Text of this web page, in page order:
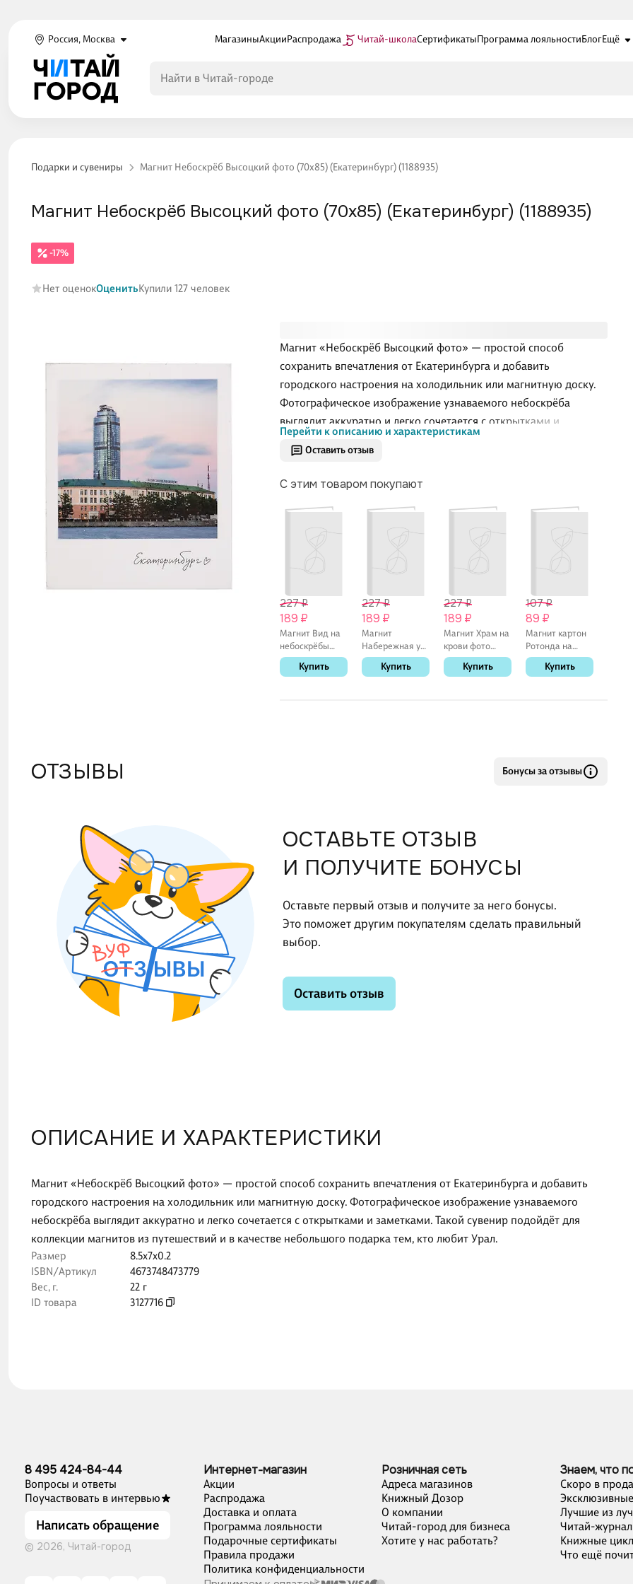
Россия, Москва МагазиныАкцииРаспродажа Читай-школаСертификатыПрограмма лояльностиБлогЕщё
Подарки и сувениры Магнит Небоскрёб Высоцкий фото (70х85) (Екатеринбург) (1188935)
Оставить отзыв
Магнит «Небоскрёб Высоцкий фото» — простой способ
сохранить впечатления от Екатеринбурга и добавить
городского настроения на холодильник или магнитную доску.
Фотографическое изображение узнаваемого небоскрёба
выглядит аккуратно и легко сочетается с открытками и
заметками. Такой сувенир подойдёт для коллекции магнитов из
путешествий и в качестве небольшого подарка тем, кто любит
Урал.
Перейти к описанию и характеристикам
С этим товаром покупают
227 ₽
189 ₽
Магнит Вид на
небоскрёбы
фото (70х85)
(Екатеринбург)
Купить
227 ₽
189 ₽
Магнит
Набережная у
цирка фото
(70х85)Купить
227 ₽
189 ₽
Магнит Храм на
крови фото
(70х85)
(Екатеринбург)
Купить
107 ₽
89 ₽
Магнит картон
Ротонда на
Плотинке
(Екатеринбург)
Купить
-17%
Магнит Небоскрёб Высоцкий фото (70х85) (Екатеринбург) (1188935)
Нет оценокОценитьКупили 127 человек
ОПИСАНИЕ И ХАРАКТЕРИСТИКИ
Магнит «Небоскрёб Высоцкий фото» — простой способ сохранить впечатления от Екатеринбурга и добавить
городского настроения на холодильник или магнитную доску. Фотографическое изображение узнаваемого
небоскрёба выглядит аккуратно и легко сочетается с открытками и заметками. Такой сувенир подойдёт для
коллекции магнитов из путешествий и в качестве небольшого подарка тем, кто любит Урал.
Размер
8.5x7x0.2
ISBN/Артикул
4673748473779
Вес, г.
22 г
ID товара
3127716
ОТЗЫВЫ Бонусы за отзывы
ОСТАВЬТЕ ОТЗЫВ
И ПОЛУЧИТЕ БОНУСЫ
Оставьте первый отзыв и получите за него бонусы.
Это поможет другим покупателям сделать правильный
выбор.
Оставить отзыв
8 495 424-84-44
Вопросы и ответы
Поучаствовать в интервью
Написать обращение
© 2026, Читай-город
Интернет-магазин
Акции
Распродажа
Доставка и оплата
Программа лояльности
Подарочные сертификаты
Правила продажи
Политика конфиденциальности
Розничная сеть
Адреса магазинов
Книжный Дозор
О компании
Читай-город для бизнеса
Хотите у нас работать?
Знаем, что
Скоро в
Лучшие из
Читай-журнал
Книжные
Что ещё